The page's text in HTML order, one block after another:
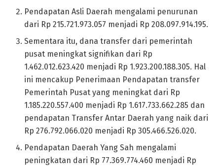
Pendapatan Asli Daerah mengalami penurunan
dari Rp 215.721.973.057 menjadi Rp 208.097.914.195.
Sementara itu, dana transfer dari pemerintah
pusat meningkat signifikan dari Rp
1.462.012.623.420 menjadi Rp 1.923.200.188.305. Hal
ini mencakup Penerimaan Pendapatan transfer
Pemerintah Pusat yang meningkat dari Rp
1.185.220.557.400 menjadi Rp 1.617.733.662.285 dan
pendapatan Transfer Antar Daerah yang naik dari
Rp 276.792.066.020 menjadi Rp 305.466.526.020.
Pendapatan Daerah Yang Sah mengalami
peningkatan dari Rp 77.369.774.460 menjadi Rp